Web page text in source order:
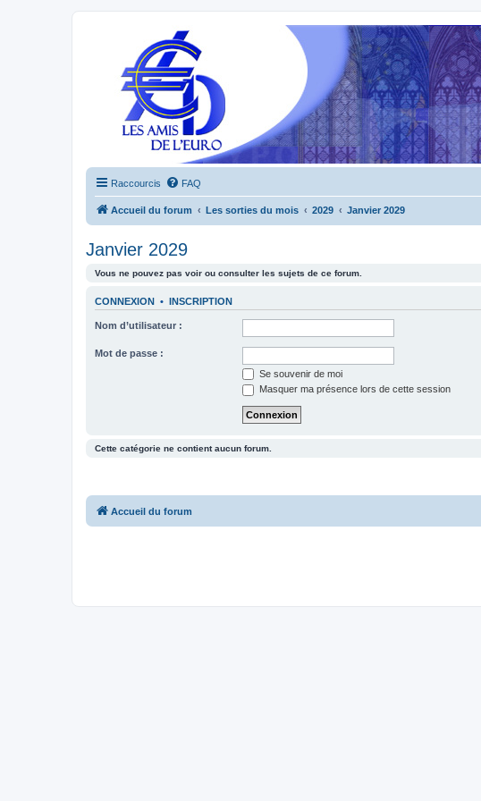
Raccourcis FAQ
Accueil du forum Les sorties du mois 2029 Janvier 2029
Janvier 2029
Vous ne pouvez pas voir ou consulter les sujets de ce forum.
CONNEXION • INSCRIPTION
Nom d’utilisateur :
Mot de passe :
Se souvenir de moi
Masquer ma présence lors de cette session
Cette catégorie ne contient aucun forum.
Accueil du forum